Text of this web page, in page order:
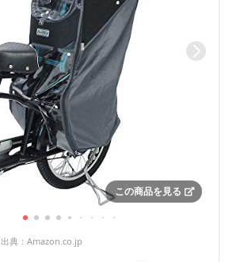
この商品を見る
出典： Amazon.co.jp